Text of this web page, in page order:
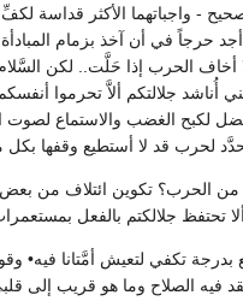
- واجباتهما الأكثر قداسة لكفِّ
حرجاً في أن آخذ بزمام
أخاف الحرب إذا حَلَّت.. لكن
أُناشد جلالتكم ألاَّ تحرموا
لكبح الغضب والاستماع لصوت
لحرب قد لا أستطيع وقفها
الحرب؟ تكوين ائتلاف من بعض
تحتفظ جلالكتم بالفعل
تكفي لتعيش أمَّتانا فيه•
فيه الصلاح وما هو قريب إلى